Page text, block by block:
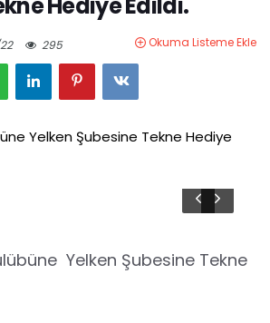
295 Okuma Listeme Ekle
Yelken Şubesine Tekne Hediye
Yelken Şubesine Tekne